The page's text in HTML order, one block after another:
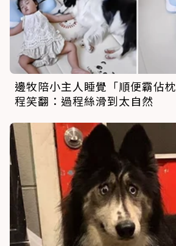
邊牧陪小主人睡覺「順便霸佔
程笑翻：過程絲滑到太自然